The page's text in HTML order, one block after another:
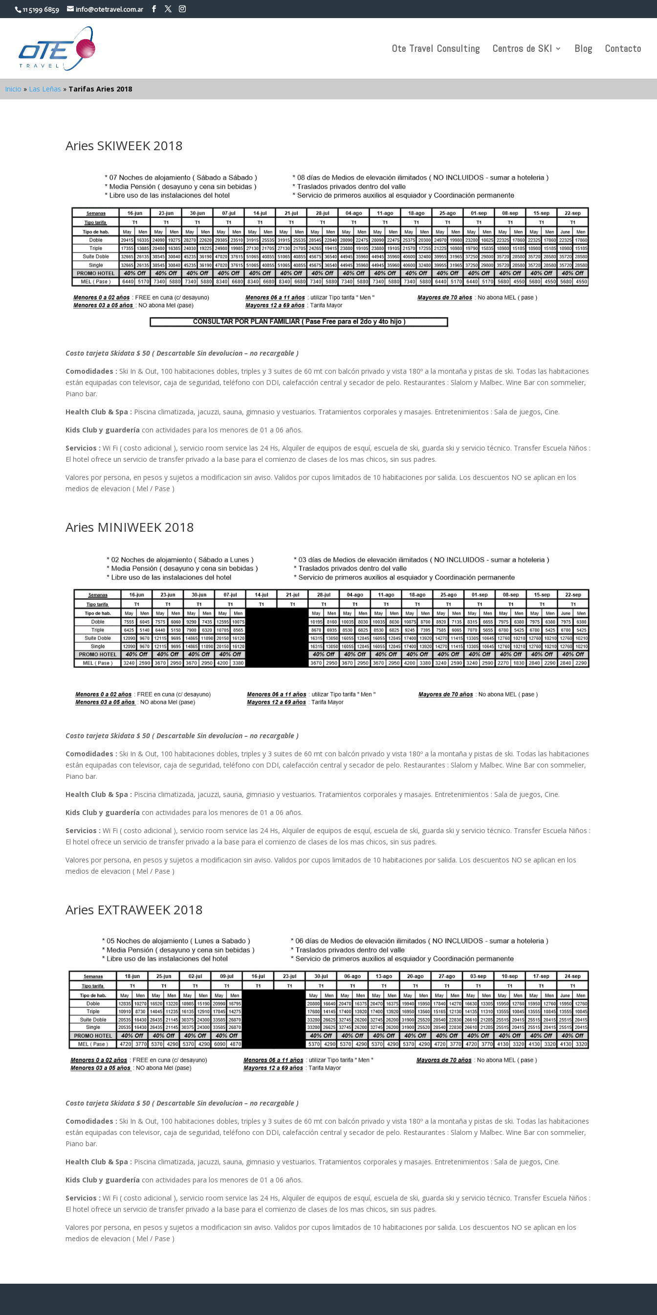
11 5199 6859 info@otetravel.com.ar
Ote Travel Consulting Centros de SKI Blog Contacto
Inicio » Las Leñas » Tarifas Aries 2018
Aries SKIWEEK 2018
Costo tarjeta Skidata $ 50 ( Descartable Sin devolucion – no recargable )
Comodidades : Ski In & Out, 100 habitaciones dobles, triples y 3 suites de 60 mt con balcón privado y vista 180º a la montaña y pistas de ski. Todas las habitaciones
están equipadas con televisor, caja de seguridad, teléfono con DDI, calefacción central y secador de pelo. Restaurantes : Slalom y Malbec. Wine Bar con sommelier,
Piano bar.
Health Club & Spa : Piscina climatizada, jacuzzi, sauna, gimnasio y vestuarios. Tratamientos corporales y masajes. Entretenimientos : Sala de juegos, Cine.
Kids Club y guardería con actividades para los menores de 01 a 06 años.
Servicios : Wi Fi ( costo adicional ), servicio room service las 24 Hs, Alquiler de equipos de esquí, escuela de ski, guarda ski y servicio técnico. Transfer Escuela Niños :
El hotel ofrece un servicio de transfer privado a la base para el comienzo de clases de los mas chicos, sin sus padres.
Valores por persona, en pesos y sujetos a modificacion sin aviso. Validos por cupos limitados de 10 habitaciones por salida. Los descuentos NO se aplican en los
medios de elevacion ( Mel / Pase )
Aries MINIWEEK 2018
Costo tarjeta Skidata $ 50 ( Descartable Sin devolucion – no recargable )
Comodidades : Ski In & Out, 100 habitaciones dobles, triples y 3 suites de 60 mt con balcón privado y vista 180º a la montaña y pistas de ski. Todas las habitaciones
están equipadas con televisor, caja de seguridad, teléfono con DDI, calefacción central y secador de pelo. Restaurantes : Slalom y Malbec. Wine Bar con sommelier,
Piano bar.
Health Club & Spa : Piscina climatizada, jacuzzi, sauna, gimnasio y vestuarios. Tratamientos corporales y masajes. Entretenimientos : Sala de juegos, Cine.
Kids Club y guardería con actividades para los menores de 01 a 06 años.
Servicios : Wi Fi ( costo adicional ), servicio room service las 24 Hs, Alquiler de equipos de esquí, escuela de ski, guarda ski y servicio técnico. Transfer Escuela Niños :
El hotel ofrece un servicio de transfer privado a la base para el comienzo de clases de los mas chicos, sin sus padres.
Valores por persona, en pesos y sujetos a modificacion sin aviso. Validos por cupos limitados de 10 habitaciones por salida. Los descuentos NO se aplican en los
medios de elevacion ( Mel / Pase )
Aries EXTRAWEEK 2018
Costo tarjeta Skidata $ 50 ( Descartable Sin devolucion – no recargable )
Comodidades : Ski In & Out, 100 habitaciones dobles, triples y 3 suites de 60 mt con balcón privado y vista 180º a la montaña y pistas de ski. Todas las habitaciones
están equipadas con televisor, caja de seguridad, teléfono con DDI, calefacción central y secador de pelo. Restaurantes : Slalom y Malbec. Wine Bar con sommelier,
Piano bar.
Health Club & Spa : Piscina climatizada, jacuzzi, sauna, gimnasio y vestuarios. Tratamientos corporales y masajes. Entretenimientos : Sala de juegos, Cine.
Kids Club y guardería con actividades para los menores de 01 a 06 años.
Servicios : Wi Fi ( costo adicional ), servicio room service las 24 Hs, Alquiler de equipos de esquí, escuela de ski, guarda ski y servicio técnico. Transfer Escuela Niños :
El hotel ofrece un servicio de transfer privado a la base para el comienzo de clases de los mas chicos, sin sus padres.
Valores por persona, en pesos y sujetos a modificacion sin aviso. Validos por cupos limitados de 10 habitaciones por salida. Los descuentos NO se aplican en los
medios de elevacion ( Mel / Pase )